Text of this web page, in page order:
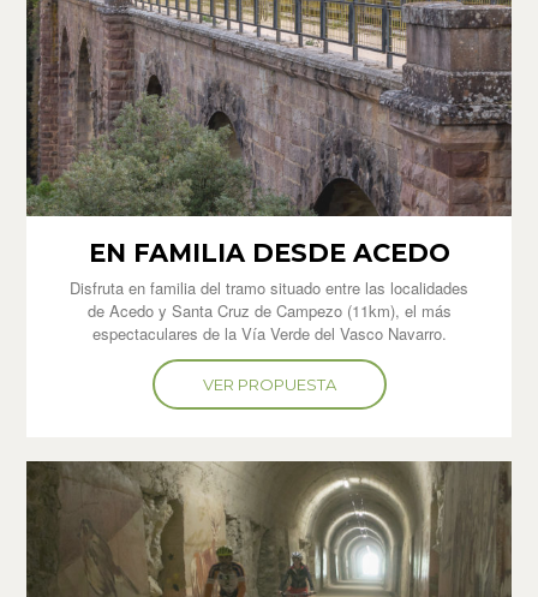
EN FAMILIA DESDE ACEDO
Disfruta en familia del tramo situado entre las localidades
de Acedo y Santa Cruz de Campezo (11km), el más
espectaculares de la Vía Verde del Vasco Navarro.
VER PROPUESTA